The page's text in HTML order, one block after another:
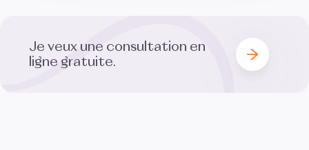
Je veux une consultation en
ligne gratuite.